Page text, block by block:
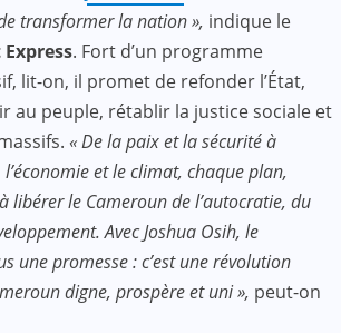
transformer la nation », indique le
. Fort d’un programme
lit-on, il promet de refonder l’État,
au peuple, rétablir la justice sociale et
« De la paix et la sécurité à
et le climat, chaque plan,
libérer le Cameroun de l’autocratie, du
Avec Joshua Osih, le
une promesse : c’est une révolution
digne, prospère et uni », peut-on